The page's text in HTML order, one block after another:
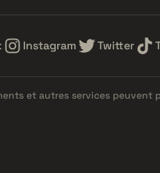
Instagram Twitter
et autres services peuvent